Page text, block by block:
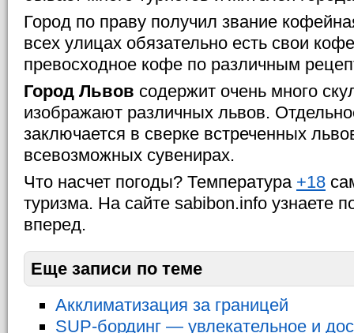
Город по праву получил звание
всех улицах обязательно есть свои
превосходное кофе по различным
Город Львов содержит очень много
изображают различных львов.
заключается в сверке встреченных
всевозможных сувенирах.
Что насчет погоды? Температура +18
туризма. На сайте sabibon.info узнаете
вперед.
Еще записи по теме
Акклиматизация за границей
SUP-бординг — увлекательное и